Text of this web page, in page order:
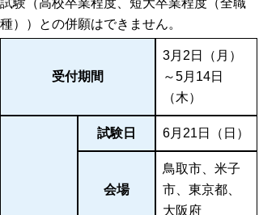
試験（高校卒業程度、短大卒業程度（全職
種））との併願はできません。
受付期間
3月2日（月）
～5月14日
（木）
試験日 6月21日（日）
会場
鳥取市、米子
市、東京都、
大阪府